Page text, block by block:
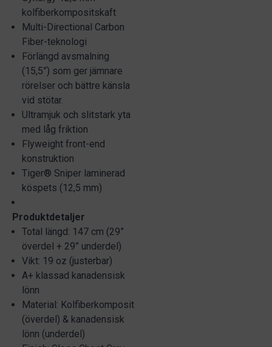
kolfiberkompositskaft
Multi-Directional Carbon
Fiber-teknologi
Förlängd avsmalning
(15,5”) som ger jämnare
rörelser och bättre känsla
vid stötar.
Ultramjuk och slitstark yta
med låg friktion
Flyweight front-end
konstruktion
Tiger® Sniper laminerad
köspets (12,5 mm)
Produktdetaljer
Total längd: 147 cm (29”
överdel + 29” underdel)
Vikt: 19 oz (justerbar)
A+ klassad kanadensisk
lönn
Material: Kolfiberkomposit
(överdel) & kanadensisk
lönn (underdel)